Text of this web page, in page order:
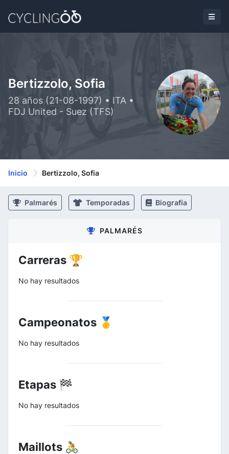
Bertizzolo, Sofia
28 años (21-08-1997) • ITA •
FDJ United - Suez (TFS)
Inicio Bertizzolo, Sofia
Palmarés Temporadas Biografía
PALMARÉS
Carreras 🏆
No hay resultados
Campeonatos 🥇
No hay resultados
Etapas 🏁
No hay resultados
Maillots 🚴